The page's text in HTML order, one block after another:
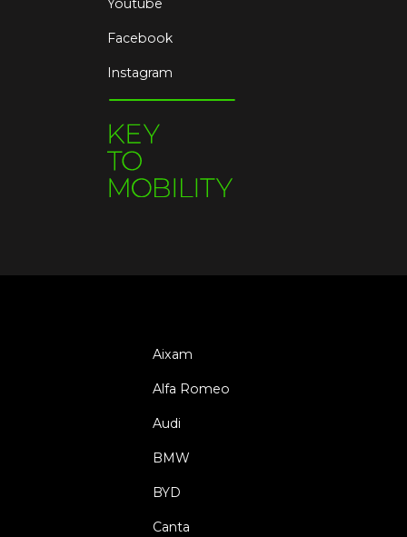
Youtube
Facebook
Instagram
Aixam
Alfa Romeo
Audi
BMW
BYD
Canta